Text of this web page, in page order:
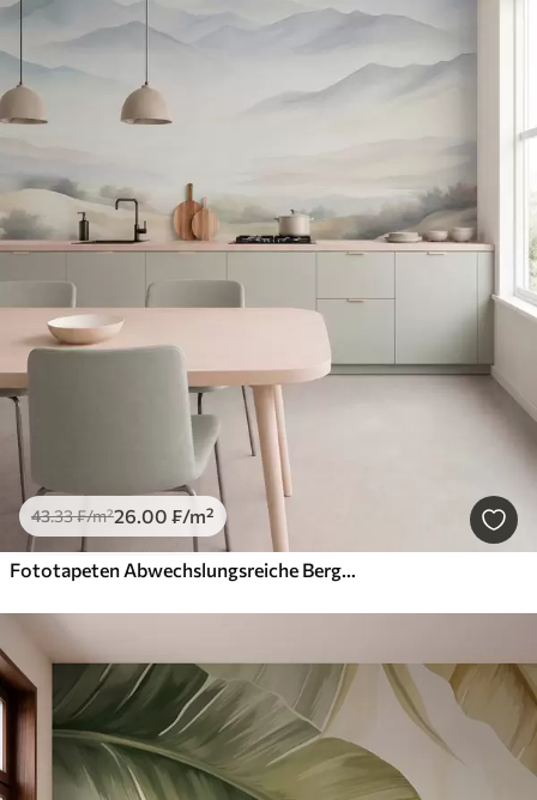
43.33₣/m²26.00 ₣/m²
Fototapeten Abwechslungsreiche Berglandschaft